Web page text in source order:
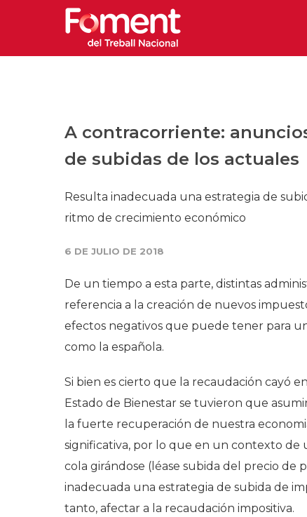
A contracorriente:
de subidas de los actuales
Resulta inadecuada una estrategia de
ritmo de crecimiento económico
6 DE JULIO DE 2018
De un tiempo a esta parte, distintas
referencia a la creación de nuevos
efectos negativos que puede tener para
como la española.
Si bien es cierto que la recaudación cayó
Estado de Bienestar se tuvieron que
la fuerte recuperación de nuestra
significativa, por lo que en un contexto de
cola girándose (léase subida del precio
inadecuada una estrategia de subida de
tanto, afectar a la recaudación impositiva.